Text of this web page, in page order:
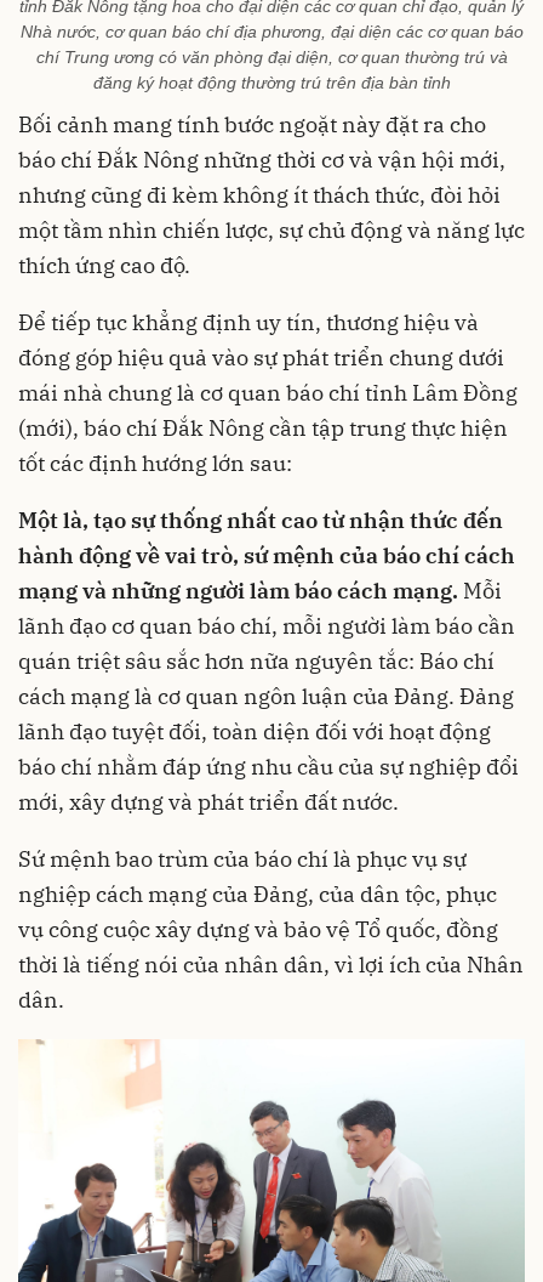
tỉnh Đắk Nông tặng hoa cho đại diện các cơ quan chỉ đạo, quản lý
Nhà nước, cơ quan báo chí địa phương, đại diện các cơ quan báo
chí Trung ương có văn phòng đại diện, cơ quan thường trú và
đăng ký hoạt động thường trú trên địa bàn tỉnh
Bối cảnh mang tính bước ngoặt này đặt ra cho
báo chí Đắk Nông những thời cơ và vận hội mới,
nhưng cũng đi kèm không ít thách thức, đòi hỏi
một tầm nhìn chiến lược, sự chủ động và năng lực
thích ứng cao độ.
Để tiếp tục khẳng định uy tín, thương hiệu và
đóng góp hiệu quả vào sự phát triển chung dưới
mái nhà chung là cơ quan báo chí tỉnh Lâm Đồng
(mới), báo chí Đắk Nông cần tập trung thực hiện
tốt các định hướng lớn sau:
Một là, tạo sự thống nhất cao từ nhận thức đến
hành động về vai trò, sứ mệnh của báo chí cách
mạng và những người làm báo cách mạng. Mỗi
lãnh đạo cơ quan báo chí, mỗi người làm báo cần
quán triệt sâu sắc hơn nữa nguyên tắc: Báo chí
cách mạng là cơ quan ngôn luận của Đảng. Đảng
lãnh đạo tuyệt đối, toàn diện đối với hoạt động
báo chí nhằm đáp ứng nhu cầu của sự nghiệp đổi
mới, xây dựng và phát triển đất nước.
Sứ mệnh bao trùm của báo chí là phục vụ sự
nghiệp cách mạng của Đảng, của dân tộc, phục
vụ công cuộc xây dựng và bảo vệ Tổ quốc, đồng
thời là tiếng nói của nhân dân, vì lợi ích của Nhân
dân.